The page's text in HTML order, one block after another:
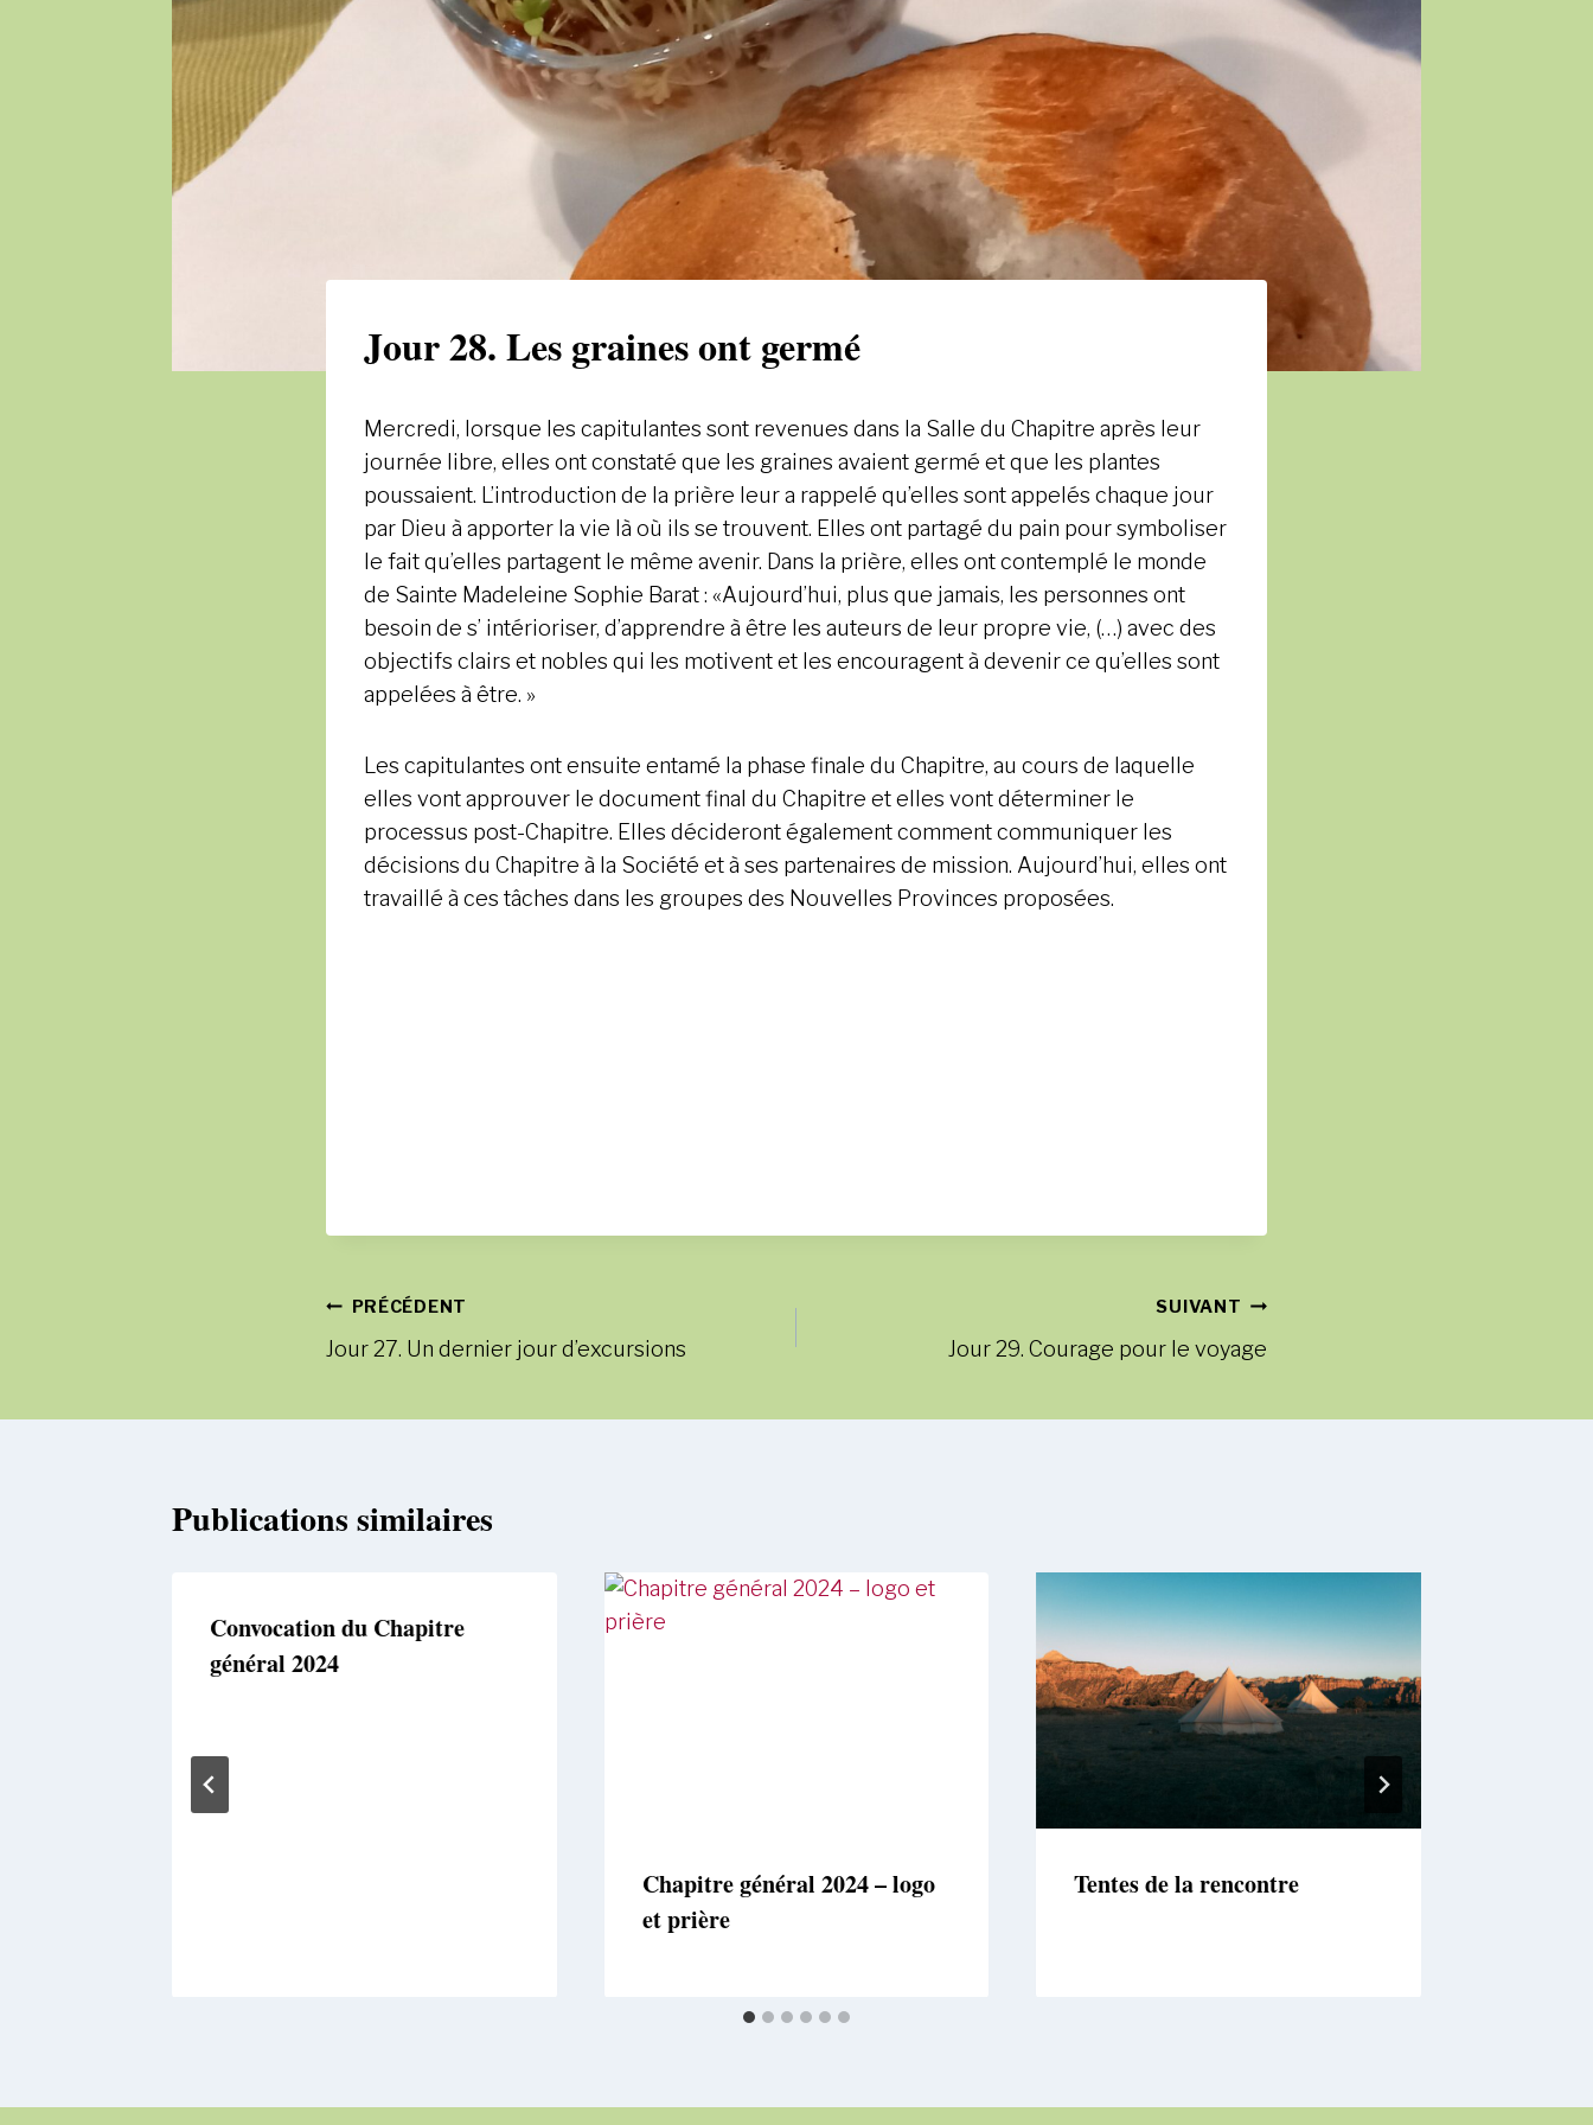
Jour 28. Les graines ont germé
Mercredi, lorsque les capitulantes sont revenues dans la Salle du Chapitre après leur
journée libre, elles ont constaté que les graines avaient germé et que les plantes
poussaient. L’introduction de la prière leur a rappelé qu’elles sont appelés chaque jour
par Dieu à apporter la vie là où ils se trouvent. Elles ont partagé du pain pour symboliser
le fait qu’elles partagent le même avenir. Dans la prière, elles ont contemplé le monde
de Sainte Madeleine Sophie Barat : «Aujourd’hui, plus que jamais, les personnes ont
besoin de s’ intérioriser, d’apprendre à être les auteurs de leur propre vie, (…) avec des
objectifs clairs et nobles qui les motivent et les encouragent à devenir ce qu’elles sont
appelées à être. »
Les capitulantes ont ensuite entamé la phase finale du Chapitre, au cours de laquelle
elles vont approuver le document final du Chapitre et elles vont déterminer le
processus post-Chapitre. Elles décideront également comment communiquer les
décisions du Chapitre à la Société et à ses partenaires de mission. Aujourd’hui, elles ont
travaillé à ces tâches dans les groupes des Nouvelles Provinces proposées.
Navigation
de
l’article
PRÉCÉDENT
Jour 27. Un dernier jour d’excursions
SUIVANT
Jour 29. Courage pour le voyage
Publications similaires
Convocation du Chapitre
général 2024
Chapitre général 2024 – logo
et prière
Tentes de la rencontre